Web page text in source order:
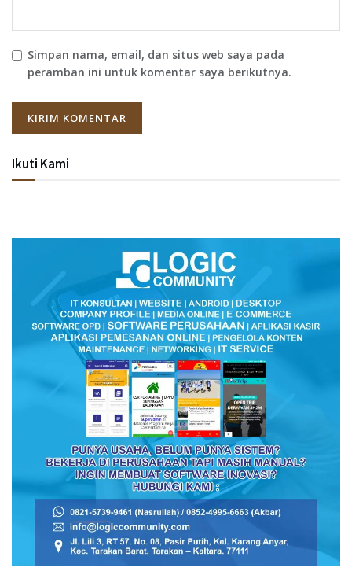
Simpan nama, email, dan situs web saya pada
peramban ini untuk komentar saya berikutnya.
Ikuti Kami